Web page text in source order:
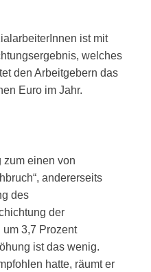
ist mit
welches
den Arbeitgebern das
Euro im Jahr.
zum einen von
andererseits
des
der
3,7 Prozent
ist das wenig.
hatte, räumt er